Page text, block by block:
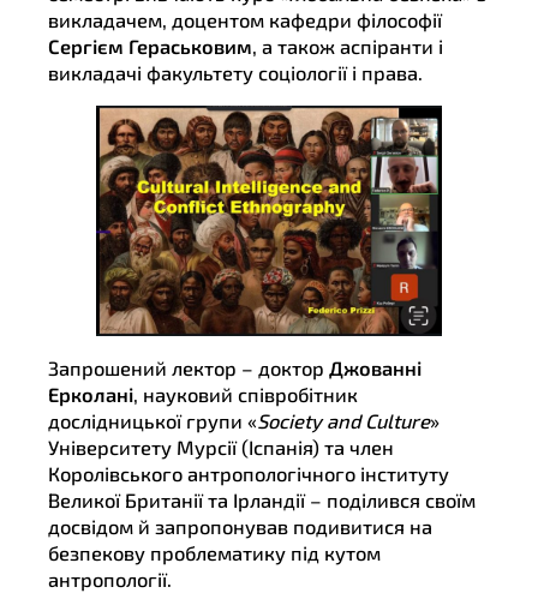
викладачем, доцентом кафедри філософії
Сергієм Гераськовим, а також аспіранти і
викладачі факультету соціології і права.
Запрошений лектор – доктор Джованні
Ерколані, науковий співробітник
дослідницької групи «Society and Culture»
Університету Мурсії (Іспанія) та член
Королівського антропологічного інституту
Великої Британії та Ірландії – поділився своїм
досвідом й запропонував подивитися на
безпекову проблематику під кутом
антропології.